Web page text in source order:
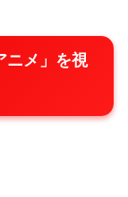
メ」を視